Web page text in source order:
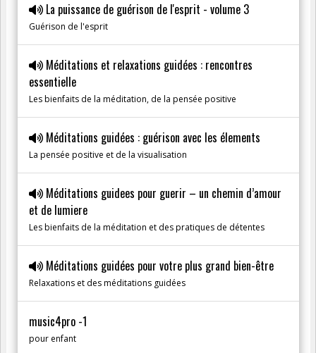
La puissance de guérison de l'esprit - volume 3
Guérison de l'esprit
Méditations et relaxations guidées : rencontres
essentielle
Les bienfaits de la méditation, de la pensée positive
Méditations guidées : guérison avec les élements
La pensée positive et de la visualisation
Méditations guidees pour guerir – un chemin d’amour
et de lumiere
Les bienfaits de la méditation et des pratiques de détentes
Méditations guidées pour votre plus grand bien-être
Relaxations et des méditations guidées
music4pro -1
pour enfant